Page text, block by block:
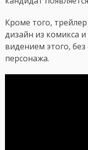
Кроме того,
дизайн из комикса
видением этого,
персонажа.